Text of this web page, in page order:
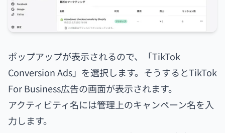
ポップアップが表示されるので、「TikTok
Conversion Ads」を選択します。そうするとTikTok
For Business広告の画面が表示されます。
アクティビティ名には管理上のキャンペーン名を入
力します。